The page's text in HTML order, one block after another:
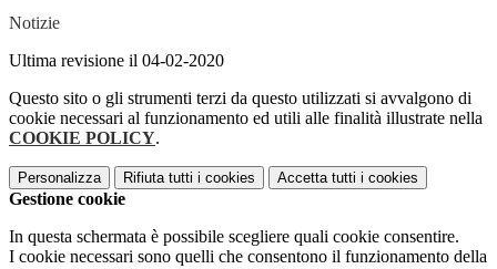
Notizie
Ultima revisione il 04-02-2020
Questo sito o gli strumenti terzi da questo utilizzati si avvalgono di
cookie necessari al funzionamento ed utili alle finalità illustrate nella
COOKIE POLICY.
Personalizza Rifiuta tutti i cookies Accetta tutti i cookies
Gestione cookie
In questa schermata è possibile scegliere quali cookie consentire.
I cookie necessari sono quelli che consentono il funzionamento della